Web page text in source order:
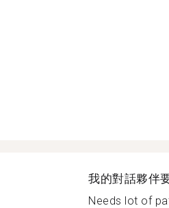
我的對話夥伴
Needs lot of